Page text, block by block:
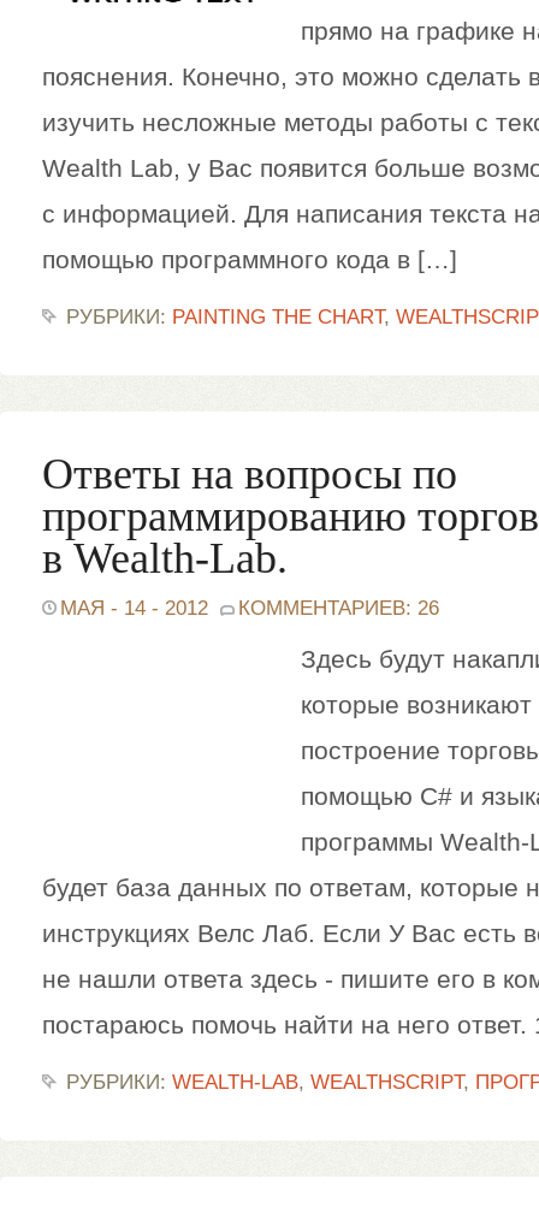
прямо на графике
пояснения. Конечно, это можно сделать
изучить несложные методы работы с
Wealth Lab, у Вас появится больше
с информацией. Для написания текста
помощью программного кода в […]
РУБРИКИ: PAINTING THE CHART,
Ответы на вопросы по
программированию
в Wealth-Lab.
МАЯ - 14 - 2012 КОММЕНТАРИЕВ: 26
Здесь будут
которые возникают
построение
помощью C# и
программы Wealth-
будет база данных по ответам, которые
инструкциях Велс Лаб. Если У Вас есть
не нашли ответа здесь - пишите его в
постараюсь помочь найти на него
РУБРИКИ: WEALTH-LAB, WEALTHSCRIPT,